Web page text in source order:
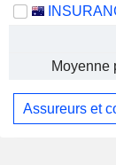
Moyenne
Assureurs et